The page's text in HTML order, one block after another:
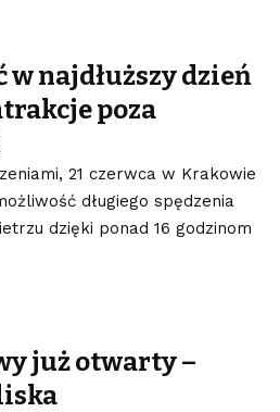
w najdłuższy dzień
poza
21 czerwca w Krakowie
długiego spędzenia
dzięki ponad 16 godzinom
już otwarty –